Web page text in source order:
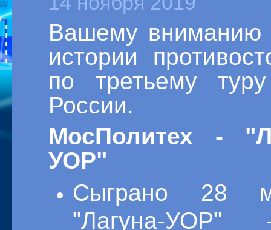
Вашему вниманию
истории
по третьему
России.
МосПолитех -
УОР"
Сыграно 28
"Лагуна-